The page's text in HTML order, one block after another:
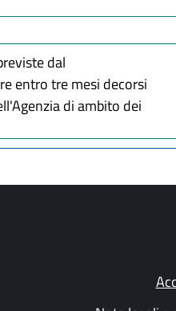
dal
entro tre mesi decorsi
di ambito dei